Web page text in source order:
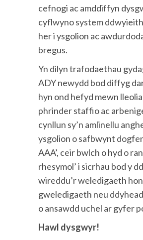
cefnogi ac amddiffyn
cyflwyno system
her i ysgolion ac
bregus.
Yn dilyn trafodaethau
ADY newydd bod diffyg
hyn ond hefyd mewn
phrinder staffio ac
cynllun sy’n amlinellu
ysgolion o safbwynt
AAA’, ceir bwlch o hyd o
rhesymol’ i sicrhau bod y
wireddu’r weledigaeth
gweledigaeth neu
o ansawdd uchel ar gyfer
Hawl dysgwyr!